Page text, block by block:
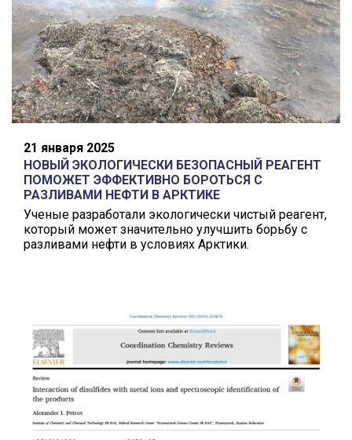
21 января 2025
НОВЫЙ ЭКОЛОГИЧЕСКИ БЕЗОПАСНЫЙ РЕАГЕНТ
ПОМОЖЕТ ЭФФЕКТИВНО БОРОТЬСЯ С
РАЗЛИВАМИ НЕФТИ В АРКТИКЕ
Ученые разработали экологически чистый реагент,
который может значительно улучшить борьбу с
разливами нефти в условиях Арктики.